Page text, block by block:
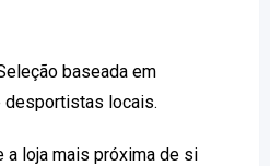
baseada em
desportistas locais.
a loja mais próxima de si